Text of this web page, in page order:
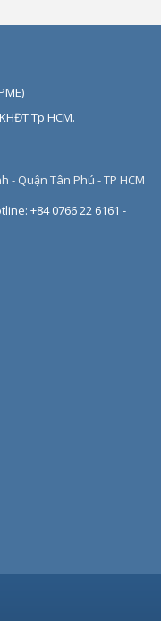
)
Tp HCM.
- Quận Tân Phú - TP HCM
+84 0766 22 6161 -